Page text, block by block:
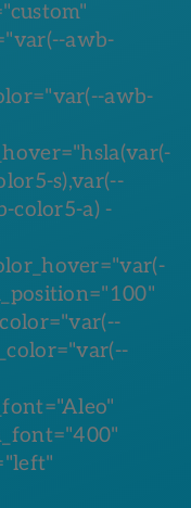
awb-
awb-
s),var(--
color5-a) -